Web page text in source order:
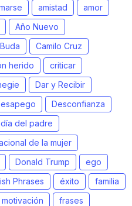
amistad
amor
Año Nuevo
Buda
Camilo Cruz
herido
criticar
Dar y Recibir
Desconfianza
día del padre
de la mujer
Donald Trump
ego
Phrases éxito
familia
frases